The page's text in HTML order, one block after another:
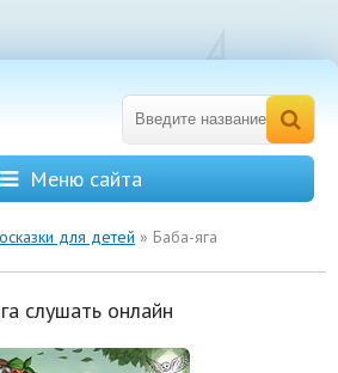
Меню сайта
для детей » Баба-яга
слушать онлайн